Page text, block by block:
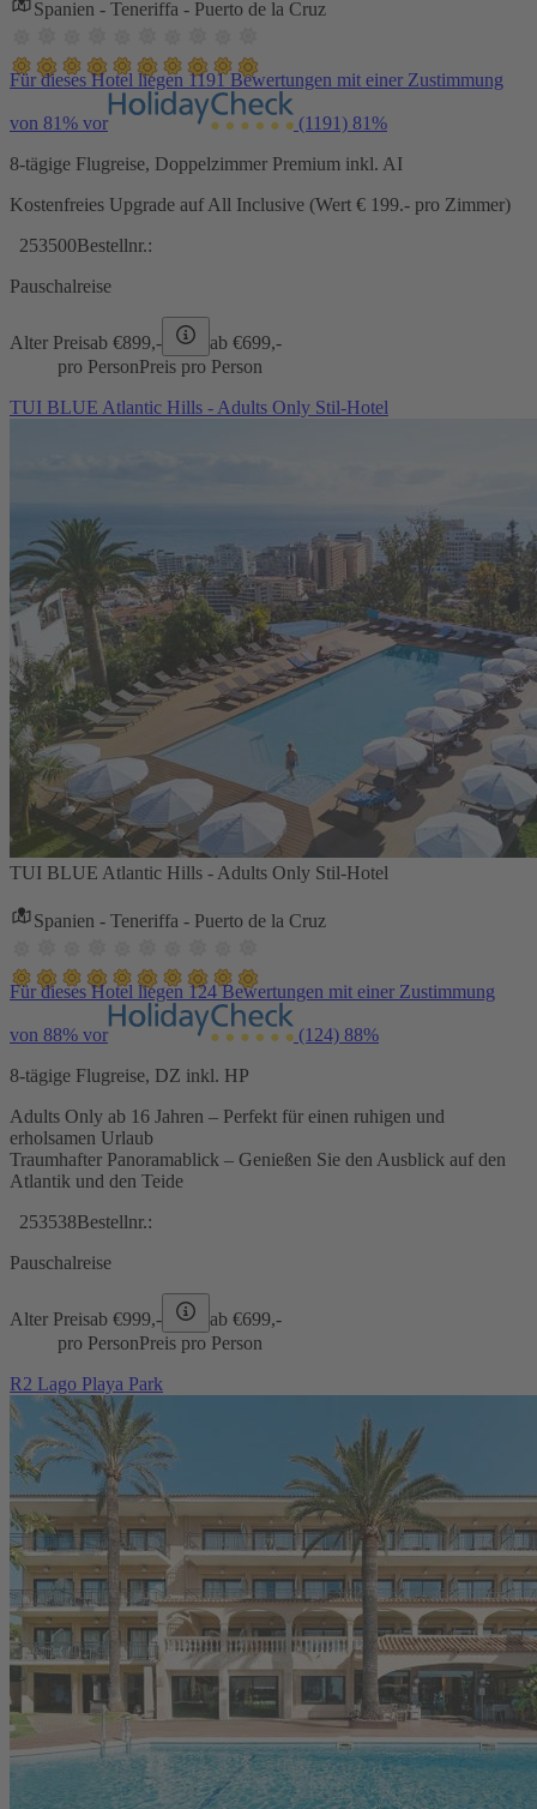
Spanien - Teneriffa - Puerto de la Cruz
Für dieses Hotel liegen 1191 Bewertungen mit einer Zustimmung
von 81% vor (1191) 81%
8-tägige Flugreise, Doppelzimmer Premium inkl. AI
Kostenfreies Upgrade auf All Inclusive (Wert € 199.- pro Zimmer)
253500Bestellnr.:
Pauschalreise
Alter Preisab €899,- ab €699,-
pro PersonPreis pro Person
TUI BLUE Atlantic Hills - Adults Only Stil-Hotel
TUI BLUE Atlantic Hills - Adults Only Stil-Hotel
Spanien - Teneriffa - Puerto de la Cruz
Für dieses Hotel liegen 124 Bewertungen mit einer Zustimmung
von 88% vor (124) 88%
8-tägige Flugreise, DZ inkl. HP
Adults Only ab 16 Jahren – Perfekt für einen ruhigen und
erholsamen Urlaub
Traumhafter Panoramablick – Genießen Sie den Ausblick auf den
Atlantik und den Teide
253538Bestellnr.:
Pauschalreise
Alter Preisab €999,- ab €699,-
pro PersonPreis pro Person
R2 Lago Playa Park